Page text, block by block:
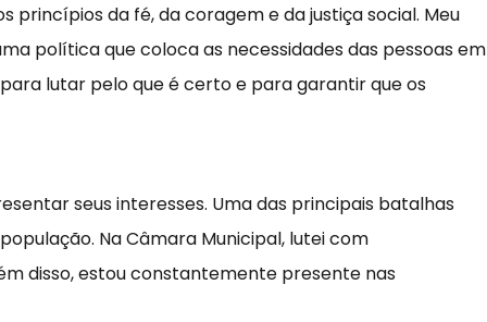
da fé, da coragem e da justiça social. Meu
política que coloca as necessidades das pessoas em
lutar pelo que é certo e para garantir que os
seus interesses. Uma das principais batalhas
Na Câmara Municipal, lutei com
disso, estou constantemente presente nas